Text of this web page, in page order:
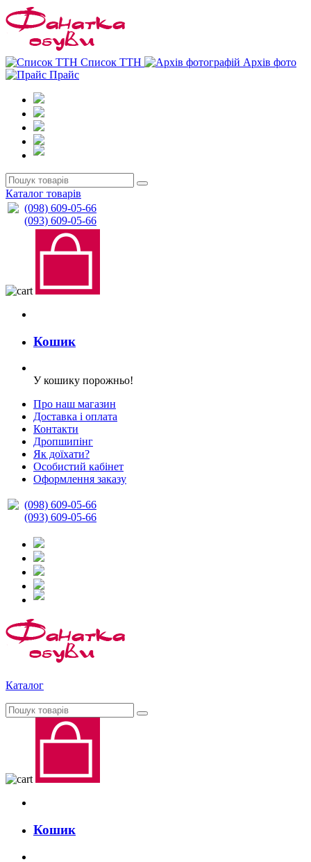
Список ТТН
Архів фото
Прайс
Каталог товарів
(098) 609-05-66
(093) 609-05-66
Кошик
У кошику порожньо!
Про наш магазин
Доставка і оплата
Контакти
Дропшипінг
Як доїхати?
Особистий кабінет
Оформлення заказу
(098) 609-05-66
(093) 609-05-66
Каталог
Кошик